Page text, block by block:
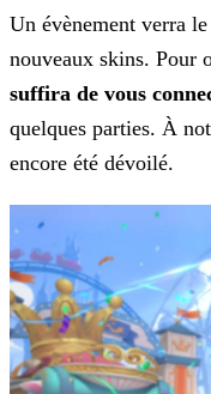
Un évènement verra
nouveaux skins. Pour
suffira de vous
quelques parties. À
encore été dévoilé.